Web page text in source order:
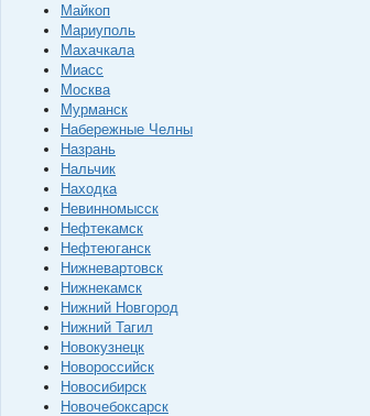
Майкоп
Мариуполь
Махачкала
Миасс
Москва
Мурманск
Набережные Челны
Назрань
Нальчик
Находка
Невинномысск
Нефтекамск
Нефтеюганск
Нижневартовск
Нижнекамск
Нижний Новгород
Нижний Тагил
Новокузнецк
Новороссийск
Новосибирск
Новочебоксарск